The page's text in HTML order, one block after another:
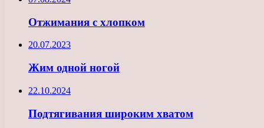
Отжимания с хлопком
20.07.2023
Жим одной ногой
22.10.2024
Подтягивания широким хватом